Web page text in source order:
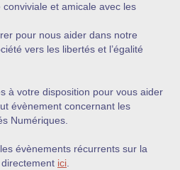
conviviale et amicale avec les
pour nous aider dans notre
vers les libertés et l’égalité
à votre disposition pour vous aider
évènement concernant les
Numériques.
évènements récurrents sur la
directement ici